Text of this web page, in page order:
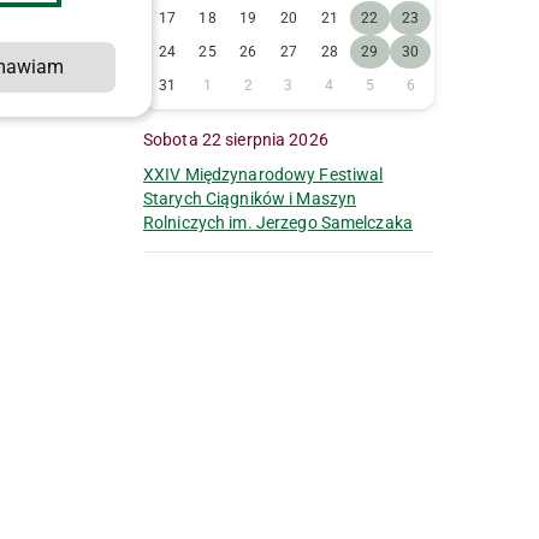
17
18 19 20 21 22
23
24
25 26 27 28 29
30
31
1 2 3 4 5 6
Sobota 22 sierpnia 2026
XXIV Międzynarodowy Festiwal
Starych Ciągników i Maszyn
Rolniczych im. Jerzego Samelczaka